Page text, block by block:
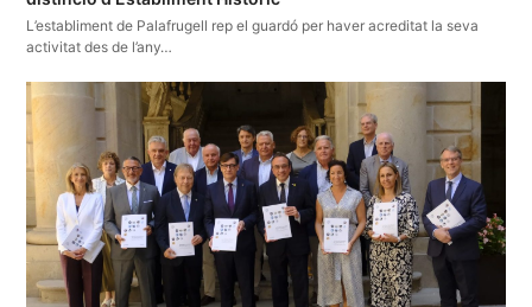
L’establiment de Palafrugell rep el guardó per haver acreditat la seva
activitat des de l’any…